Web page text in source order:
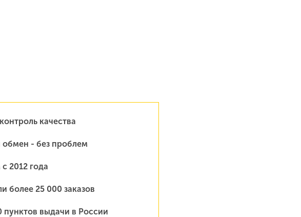
качества
обмен - без проблем
2012 года
более 25 000 заказов
пунктов выдачи в России